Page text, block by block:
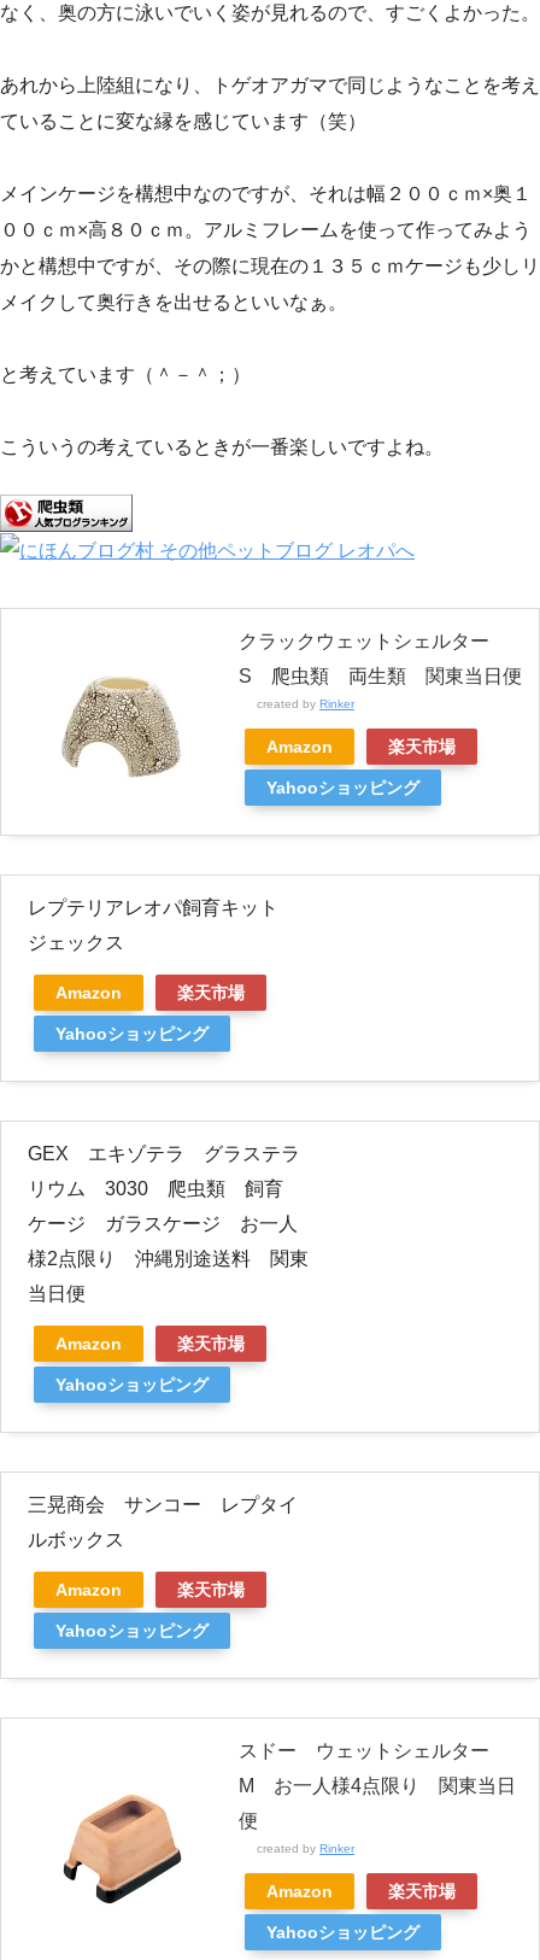
なく、奥の方に泳いでいく姿が見れるので、すごくよかった。
あれから上陸組になり、トゲオアガマで同じようなことを考え
ていることに変な縁を感じています（笑）
メインケージを構想中なのですが、それは幅２００ｃｍ×奥１
００ｃｍ×高８０ｃｍ。アルミフレームを使って作ってみよう
かと構想中ですが、その際に現在の１３５ｃｍケージも少しリ
メイクして奥行きを出せるといいなぁ。
と考えています（＾－＾；）
こういうの考えているときが一番楽しいですよね。
クラックウェットシェルター
S 爬虫類 両生類 関東当日便
created by Rinker
Amazon 楽天市場
Yahooショッピング
レプテリアレオパ飼育キット
ジェックス
Amazon 楽天市場
Yahooショッピング
GEX エキゾテラ グラステラ
リウム 3030 爬虫類 飼育
ケージ ガラスケージ お一人
様2点限り 沖縄別途送料 関東
当日便
Amazon 楽天市場
Yahooショッピング
三晃商会 サンコー レプタイ
ルボックス
Amazon 楽天市場
Yahooショッピング
スドー ウェットシェルター
M お一人様4点限り 関東当日
便
created by Rinker
Amazon 楽天市場
Yahooショッピング